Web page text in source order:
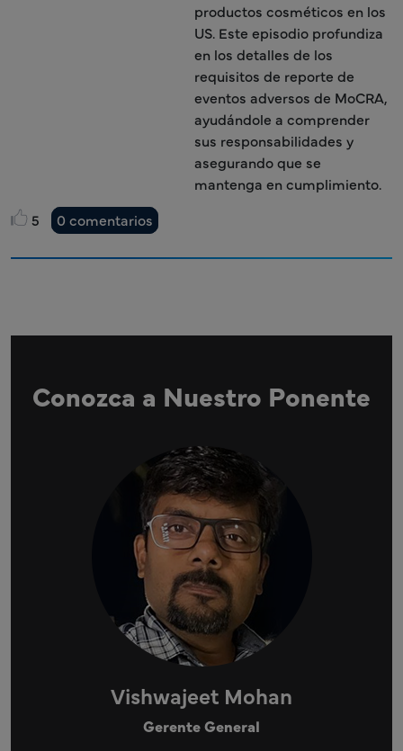
productos cosméticos en los
US. Este episodio profundiza
en los detalles de los
requisitos de reporte de
eventos adversos de MoCRA,
ayudándole a comprender
sus responsabilidades y
asegurando que se
mantenga en cumplimiento.
5
0 comentarios
Conozca a Nuestro Ponente
Vishwajeet Mohan
Gerente General